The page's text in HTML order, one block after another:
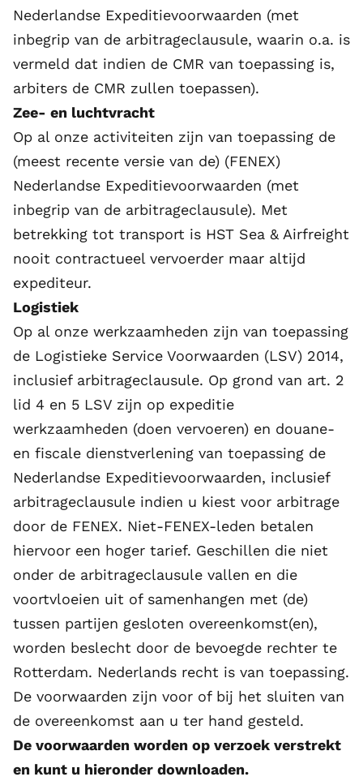
Nederlandse Expeditievoorwaarden (met
inbegrip van de arbitrageclausule, waarin o.a. is
vermeld dat indien de CMR van toepassing is,
arbiters de CMR zullen toepassen).
Zee- en luchtvracht
Op al onze activiteiten zijn van toepassing de
(meest recente versie van de) (FENEX)
Nederlandse Expeditievoorwaarden (met
inbegrip van de arbitrageclausule). Met
betrekking tot transport is HST Sea & Airfreight
nooit contractueel vervoerder maar altijd
expediteur.
Logistiek
Op al onze werkzaamheden zijn van toepassing
de Logistieke Service Voorwaarden (LSV) 2014,
inclusief arbitrageclausule. Op grond van art. 2
lid 4 en 5 LSV zijn op expeditie
werkzaamheden (doen vervoeren) en douane-
en fiscale dienstverlening van toepassing de
Nederlandse Expeditievoorwaarden, inclusief
arbitrageclausule indien u kiest voor arbitrage
door de FENEX. Niet-FENEX-leden betalen
hiervoor een hoger tarief. Geschillen die niet
onder de arbitrageclausule vallen en die
voortvloeien uit of samenhangen met (de)
tussen partijen gesloten overeenkomst(en),
worden beslecht door de bevoegde rechter te
Rotterdam. Nederlands recht is van toepassing.
De voorwaarden zijn voor of bij het sluiten van
de overeenkomst aan u ter hand gesteld.
De voorwaarden worden op verzoek verstrekt
en kunt u hieronder downloaden.